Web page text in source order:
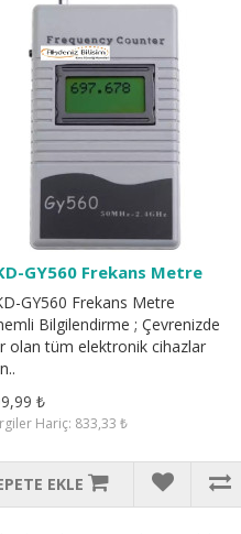
GY560 Frekans Metre
GY560 Frekans Metre
Bilgilendirme ; Çevrenizde
olan tüm elektronik cihazlar
₺
Hariç: 833,33 ₺
EKLE